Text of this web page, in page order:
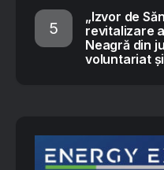
„Izvor de
revitalizare
Neagră din
voluntariat